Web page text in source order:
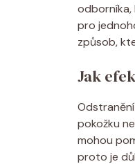
odborníka,
pro
způsob,
Jak
pokožku
mohou
proto je